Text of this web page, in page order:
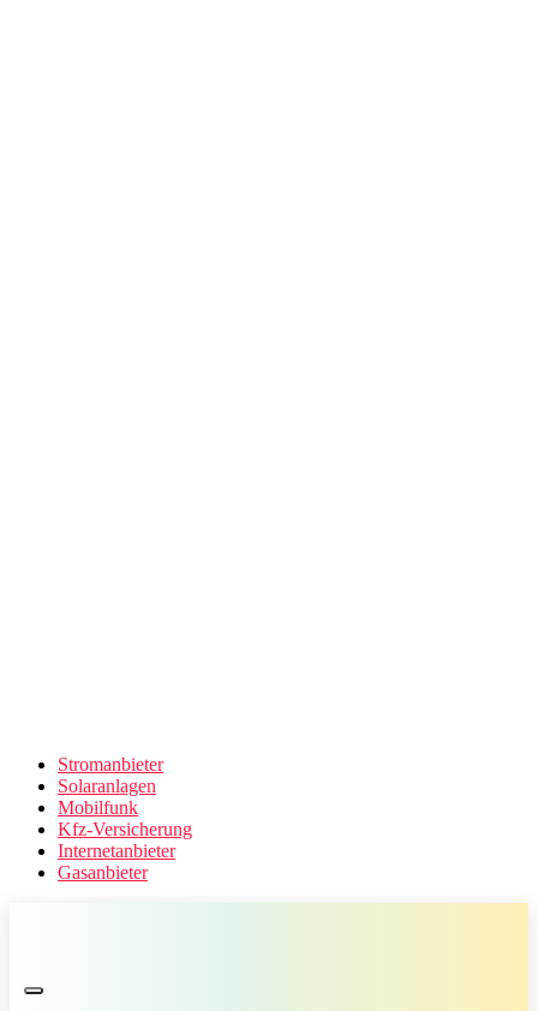
Stromanbieter
Solaranlagen
Mobilfunk
Kfz-Versicherung
Internetanbieter
Gasanbieter